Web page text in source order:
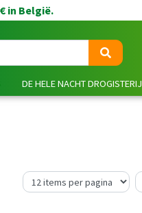
in België.
DE HELE NACHT DROGISTERIJ